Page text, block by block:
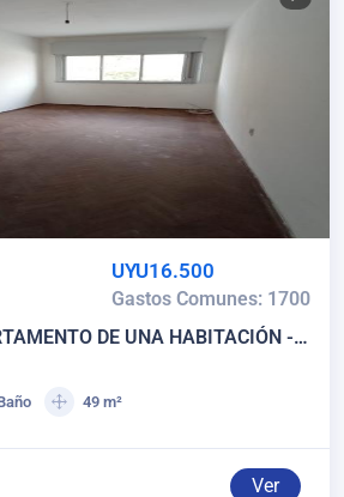
UYU16.500
Gastos Comunes: 1700
DE UNA HABITACIÓN -
49 m²
Ver